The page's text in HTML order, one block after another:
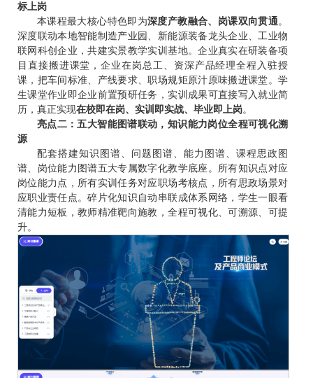
标上岗
本课程最大核心特色即为深度产教融合、岗课双向贯通。
深度联动本地智能制造产业园、新能源装备龙头企业、工业物
联网科创企业，共建实景教学实训基地。企业真实在研装备项
目直接搬进课堂，企业在岗总工、资深产品经理全程入驻授
课，把车间标准、产线要求、职场规矩原汁原味搬进课堂。学
生课堂作业即企业前置预研任务，实训成果可直接写入就业简
历，真正实现在校即在岗、实训即实战、毕业即上岗。
亮点二：五大智能图谱联动，知识能力岗位全程可视化溯
源
配套搭建知识图谱、问题图谱、能力图谱、课程思政图
谱、岗位能力图谱五大专属数字化教学底座。所有知识点对应
岗位能力点，所有实训任务对应职场考核点，所有思政场景对
应职业责任点。碎片化知识自动串联成体系网络，学生一眼看
清能力短板，教师精准靶向施教，全程可视化、可溯源、可提
升。